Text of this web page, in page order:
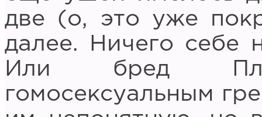
две (о, это уже
далее. Ничего себе
Или бред
гомосексуальным